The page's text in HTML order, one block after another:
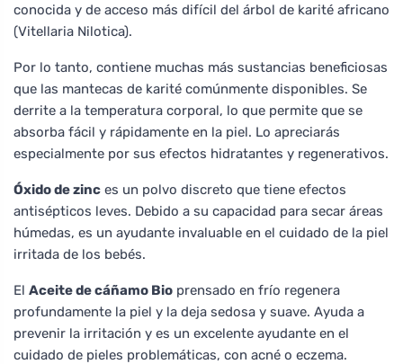
conocida y de acceso más difícil del árbol de karité africano
(Vitellaria Nilotica).
Por lo tanto, contiene muchas más sustancias beneficiosas
que las mantecas de karité comúnmente disponibles. Se
derrite a la temperatura corporal, lo que permite que se
absorba fácil y rápidamente en la piel. Lo apreciarás
especialmente por sus efectos hidratantes y regenerativos.
Óxido de zinc es un polvo discreto que tiene efectos
antisépticos leves. Debido a su capacidad para secar áreas
húmedas, es un ayudante invaluable en el cuidado de la piel
irritada de los bebés.
El Aceite de cáñamo Bio prensado en frío regenera
profundamente la piel y la deja sedosa y suave. Ayuda a
prevenir la irritación y es un excelente ayudante en el
cuidado de pieles problemáticas, con acné o eczema.